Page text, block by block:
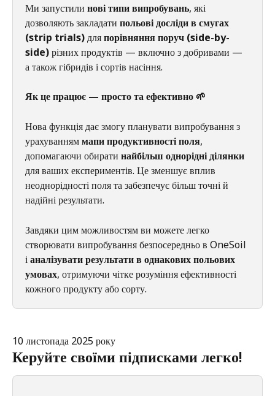
Ми запустили нові типи випробувань, які
дозволяють закладати польові досліди в смугах
(strip trials) для порівняння поруч (side-by-
side) різних продуктів — включно з добривами —
а також гібридів і сортів насіння.
Як це працює — просто та ефективно 🌱
Нова функція дає змогу планувати випробування з
урахуванням мапи продуктивності поля,
допомагаючи обирати найбільш однорідні ділянки
для ваших експериментів. Це зменшує вплив
неоднорідності поля та забезпечує більш точні й
надійні результати.
Завдяки цим можливостям ви можете легко
створювати випробування безпосередньо в OneSoil
і аналізувати результати в однакових польових
умовах, отримуючи чітке розуміння ефективності
кожного продукту або сорту.
10 листопада 2025 року
Керуйте своїми підписками легко!